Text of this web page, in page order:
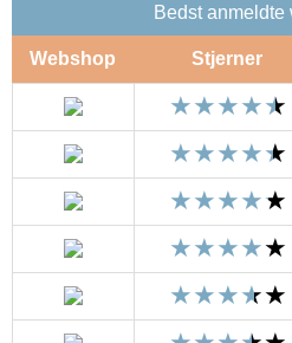
Bedst anmeldte
Webshop Stjerner